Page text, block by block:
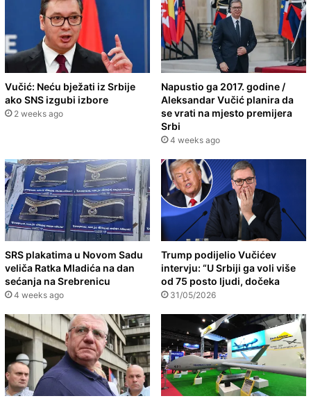
Vučić: Neću bježati iz Srbije
ako SNS izgubi izbore
2 weeks ago
Napustio ga 2017. godine /
Aleksandar Vučić planira da
se vrati na mjesto premijera
Srbi
4 weeks ago
SRS plakatima u Novom Sadu
veliča Ratka Mladića na dan
sećanja na Srebrenicu
4 weeks ago
Trump podijelio Vučićev
intervju: “U Srbiji ga voli više
od 75 posto ljudi, dočeka
31/05/2026